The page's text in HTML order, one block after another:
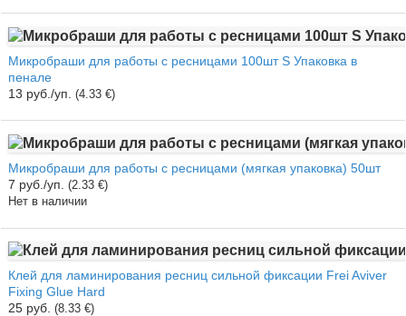
Микробраши для работы с ресницами 100шт S Упаковка в
пенале
13 руб./уп. (4.33 €)
Микробраши для работы с ресницами (мягкая упаковка) 50шт
7 руб./уп. (2.33 €)
Нет в наличии
Клей для ламинирования ресниц сильной фиксации Frei Aviver
Fixing Glue Hard
25 руб. (8.33 €)